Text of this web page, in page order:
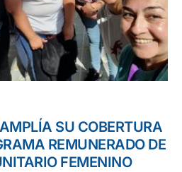
SU COBERTURA
REMUNERADO DE
FEMENINO